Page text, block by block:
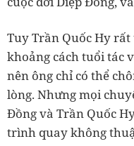
Tuy Trần Quốc Hy
khoảng cách tuổi tác
nên ông chỉ có thể
lòng. Nhưng mọi
Đồng và Trần Quốc
trình quay không